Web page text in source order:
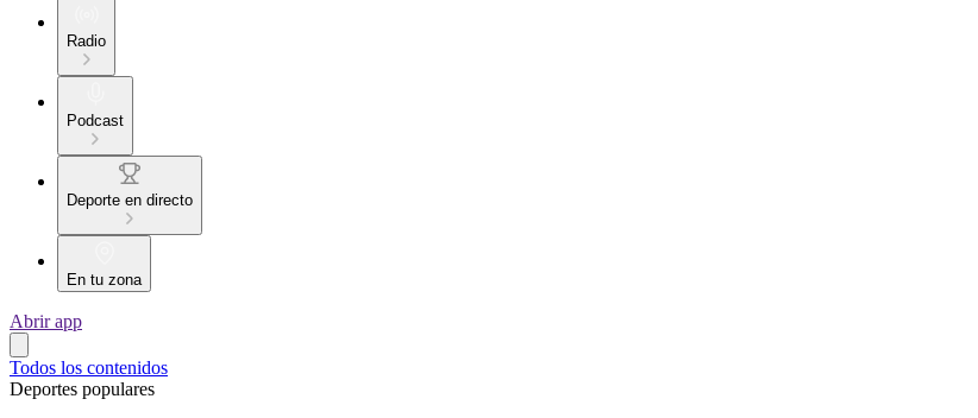
Radio
Podcast
Deporte en directo
En tu zona
Abrir app
Todos los contenidos
Deportes populares